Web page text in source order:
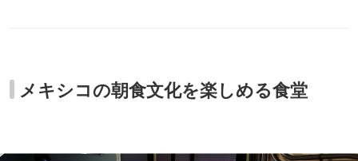
メキシコの朝食文化を楽しめる食堂